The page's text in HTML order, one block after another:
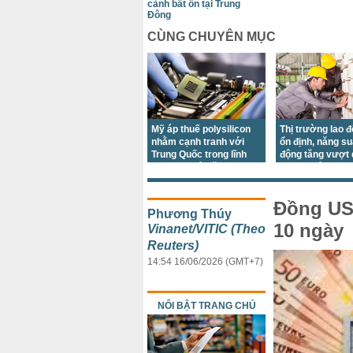
cảnh bất ổn tại Trung
Đông
CÙNG CHUYÊN MỤC
Mỹ áp thuế polysilicon
nhằm cạnh tranh với
Trung Quốc trong lĩnh
mặt trời
Thị trường lao
ổn định, năng
động tăng vượt
Đồng
10 ngày
Phương Thúy
Vinanet/VITIC (Theo
Reuters)
14:54 16/06/2026 (GMT+7)
NỔI BẬT TRANG CHỦ